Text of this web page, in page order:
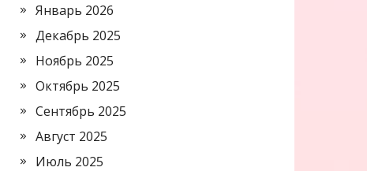
Январь 2026
Декабрь 2025
Ноябрь 2025
Октябрь 2025
Сентябрь 2025
Август 2025
Июль 2025